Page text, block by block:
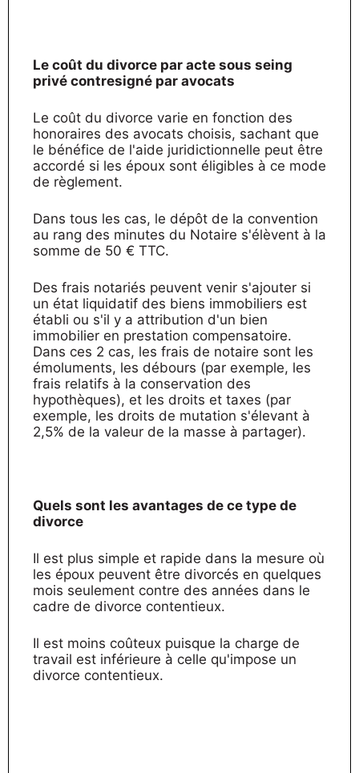
Le coût du divorce par acte sous seing
privé contresigné par avocats
Le coût du divorce varie en fonction des
honoraires des avocats choisis, sachant que
le bénéfice de l'aide juridictionnelle peut être
accordé si les époux sont éligibles à ce mode
de règlement.
Dans tous les cas, le dépôt de la convention
au rang des minutes du Notaire s'élèvent à la
somme de 50 € TTC.
Des frais notariés peuvent venir s'ajouter si
un état liquidatif des biens immobiliers est
établi ou s'il y a attribution d'un bien
immobilier en prestation compensatoire.
Dans ces 2 cas, les frais de notaire sont les
émoluments, les débours (par exemple, les
frais relatifs à la conservation des
hypothèques), et les droits et taxes (par
exemple, les droits de mutation s'élevant à
2,5% de la valeur de la masse à partager).
Quels sont les avantages de ce type de
divorce
Il est plus simple et rapide dans la mesure où
les époux peuvent être divorcés en quelques
mois seulement contre des années dans le
cadre de divorce contentieux.
Il est moins coûteux puisque la charge de
travail est inférieure à celle qu'impose un
divorce contentieux.